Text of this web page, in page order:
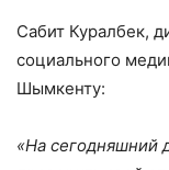
Сабит Куралбек,
социального
Шымкенту:
«На сегодняшний